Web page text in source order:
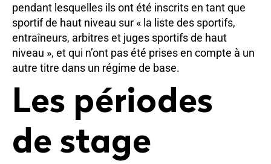
pendant lesquelles ils ont été inscrits en tant que
sportif de haut niveau sur « la liste des sportifs,
entraîneurs, arbitres et juges sportifs de haut
niveau », et qui n’ont pas été prises en compte à un
autre titre dans un régime de base.
Les périodes
de stage